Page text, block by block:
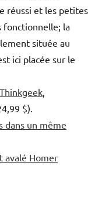
réussi et les petites
fonctionnelle; la
située au
ici placée sur le
Thinkgeek
$).
dans un même
avalé Homer